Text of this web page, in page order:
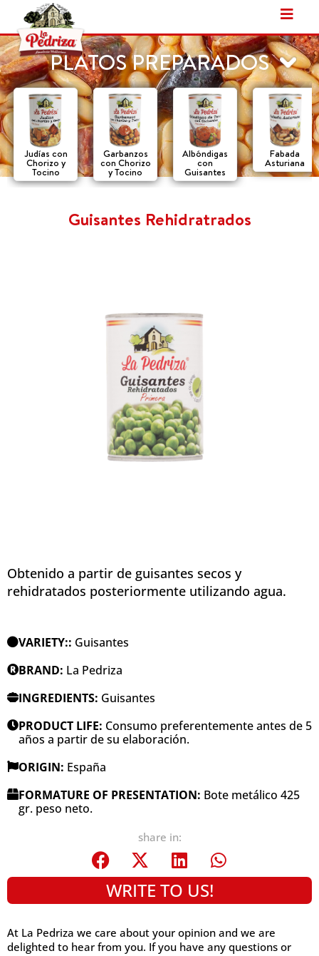
contenido
PLATOS PREPARADOS
Judías con
Chorizo y
Tocino
Garbanzos
con Chorizo
y Tocino
Albóndigas
con
Guisantes
Fabada
Asturiana
Guisantes Rehidratrados
Obtenido a partir de guisantes secos y
rehidratados posteriormente utilizando agua.
VARIETY:: Guisantes
BRAND: La Pedriza
INGREDIENTS: Guisantes
PRODUCT LIFE: Consumo preferentemente antes de 5
años a partir de su elaboración.
ORIGIN: España
FORMATURE OF PRESENTATION: Bote metálico 425
gr. peso neto.
share in:
WRITE TO US!
At La Pedriza we care about your opinion and we are
delighted to hear from you. If you have any questions or